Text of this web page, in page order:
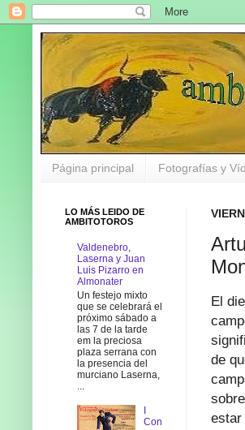
Página principal Fotografías y
El
de
estar
LO MÁS LEIDO DE
AMBITOTOROS
Valdenebro,
Laserna y Juan
Luis Pizarro en
Almonater
Un festejo mixto
que se celebrará el
próximo sábado a
las 7 de la tarde
em la preciosa
plaza serrana con
la presencia del
murciano Laserna,
Con